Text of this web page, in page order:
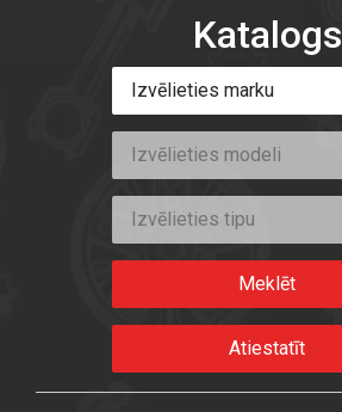
Katalogs
Izvēlieties marku
Izvēlieties modeli
Izvēlieties tipu